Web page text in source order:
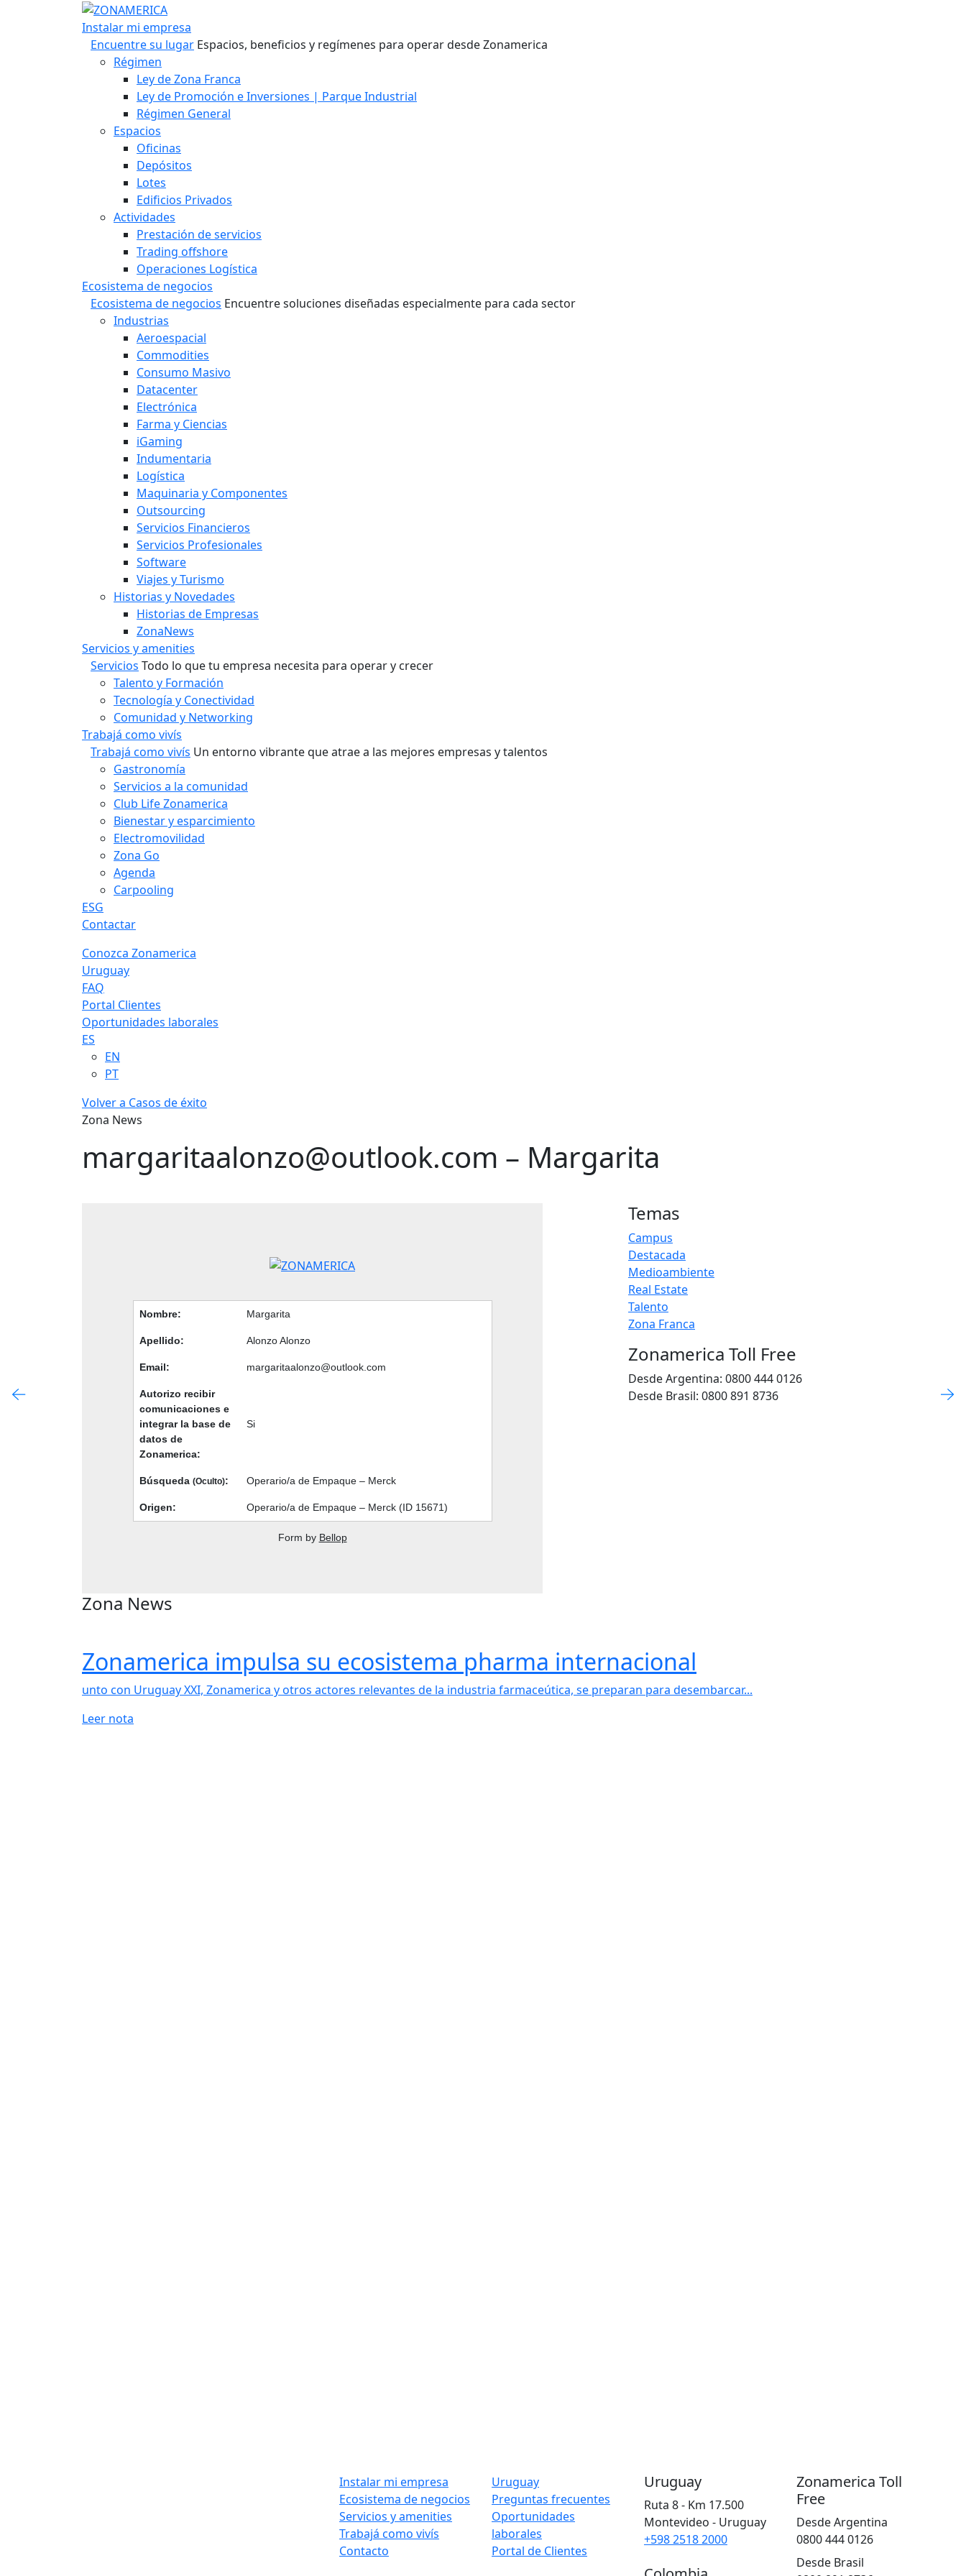
Instalar mi empresa
Encuentre su lugar Espacios, beneficios y regímenes para operar desde Zonamerica
Régimen
Ley de Zona Franca
Ley de Promoción e Inversiones | Parque Industrial
Régimen General
Espacios
Oficinas
Depósitos
Lotes
Edificios Privados
Actividades
Prestación de servicios
Trading offshore
Operaciones Logística
Ecosistema de negocios
Ecosistema de negocios Encuentre soluciones diseñadas especialmente para cada sector
Industrias
Aeroespacial
Commodities
Consumo Masivo
Datacenter
Electrónica
Farma y Ciencias
iGaming
Indumentaria
Logística
Maquinaria y Componentes
Outsourcing
Servicios Financieros
Servicios Profesionales
Software
Viajes y Turismo
Historias y Novedades
Historias de Empresas
ZonaNews
Servicios y amenities
Servicios Todo lo que tu empresa necesita para operar y crecer
Talento y Formación
Tecnología y Conectividad
Comunidad y Networking
Trabajá como vivís
Trabajá como vivís Un entorno vibrante que atrae a las mejores empresas y talentos
Gastronomía
Servicios a la comunidad
Club Life Zonamerica
Bienestar y esparcimiento
Electromovilidad
Zona Go
Agenda
Carpooling
ESG
Contactar
Conozca Zonamerica
Uruguay
FAQ
Portal Clientes
Oportunidades laborales
ES
EN
PT
Volver a Casos de éxito
Zona News
margaritaalonzo@outlook.com – Margarita
Nombre: Margarita
Apellido: Alonzo Alonzo
Email: margaritaalonzo@outlook.com
Autorizo recibir
comunicaciones e
integrar la base de
datos de
Zonamerica:
Si
Búsqueda (Oculto): Operario/a de Empaque – Merck
Origen: Operario/a de Empaque – Merck (ID 15671)
Form by Bellop
Temas
Campus
Destacada
Medioambiente
Real Estate
Talento
Zona Franca
Zonamerica Toll Free
Desde Argentina: 0800 444 0126
Desde Brasil: 0800 891 8736
Zona News
Zonamerica impulsa su ecosistema pharma internacional
unto con Uruguay XXI, Zonamerica y otros actores relevantes de la industria farmaceútica, se preparan para desembarcar...
Leer nota
Instalar mi empresa
Ecosistema de negocios
Servicios y amenities
Trabajá como vivís
Contacto
Uruguay
Preguntas frecuentes
Oportunidades
laborales
Portal de Clientes
Uruguay
Ruta 8 - Km 17.500
Montevideo - Uruguay
+598 2518 2000
Zonamerica Toll
Free
Desde Argentina
0800 444 0126
Desde Brasil